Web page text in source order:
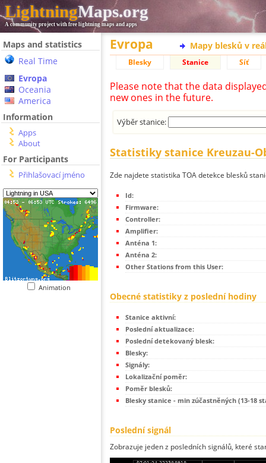
LightningMaps.org
A community project with free lightning maps and apps
Maps and statistics
Real Time
Evropa
Oceania
America
Information
Apps
About
For Participants
Přihlašovací jméno
Animation
Evropa Mapy blesků v
Blesky Stanice Síť
Please note that the data
new ones in the future.
Výběr stanice:
Statistiky stanice Kreuzau-
Zde najdete statistika TOA detekce blesků
Id:
Firmware:
Controller:
Amplifier:
Anténa 1:
Anténa 2:
Other Stations from this User:
Obecné statistiky z poslední hodiny
Stanice aktivní:
Poslední aktualizace:
Poslední detekovaný blesk:
Blesky:
Signály:
Lokalizační poměr:
Poměr blesků:
Blesky stanice - min zúčastněných (13-18
Poslední signál
Zobrazuje jeden z posledních signálů, které